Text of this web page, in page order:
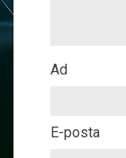
Ad
E-posta